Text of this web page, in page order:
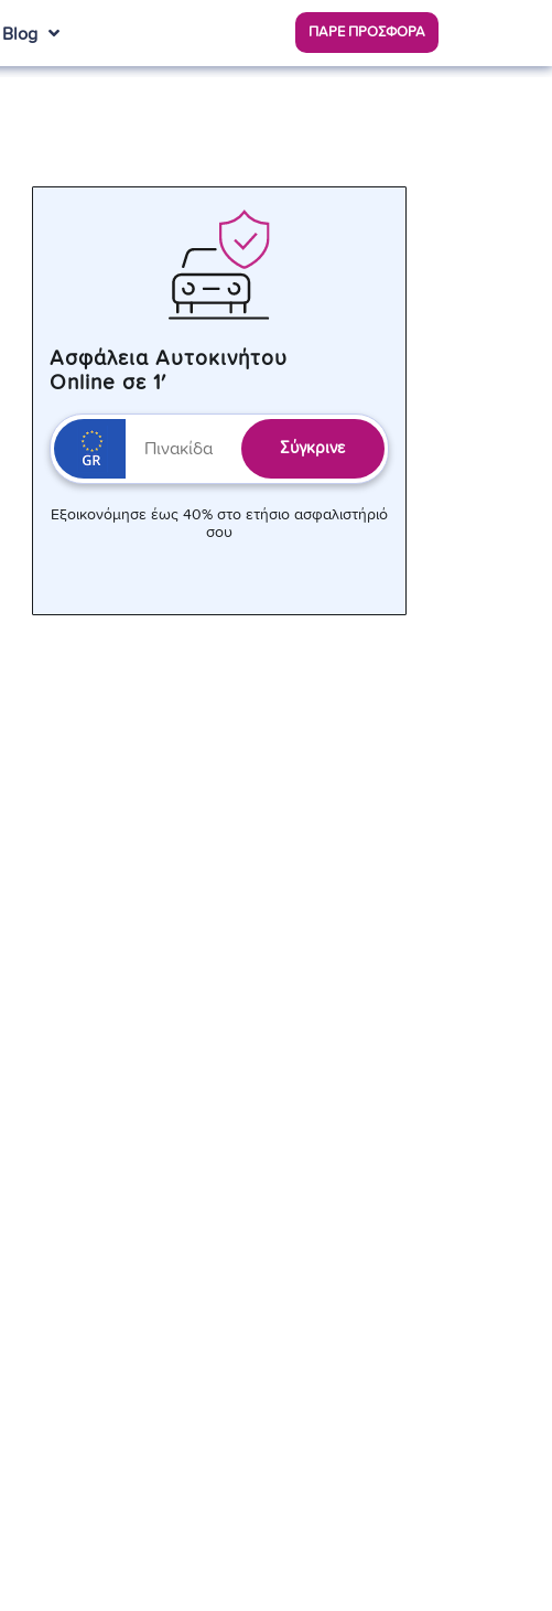
Blog ΠΑΡΕ ΠΡΟΣΦΟΡΑ
Ασφάλεια Αυτοκινήτου
Online σε 1′
Σύγκρινε
Εξοικονόμησε έως 40% στο ετήσιο ασφαλιστήριό
σου